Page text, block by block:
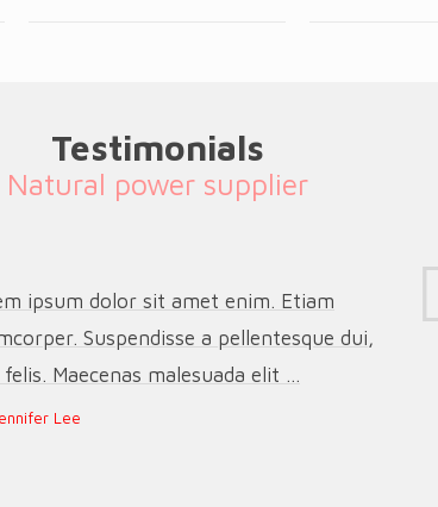
Testimonials
Natural power supplier
ipsum dolor sit amet enim. Etiam
Suspendisse a pellentesque dui,
Maecenas malesuada elit ...
Lee